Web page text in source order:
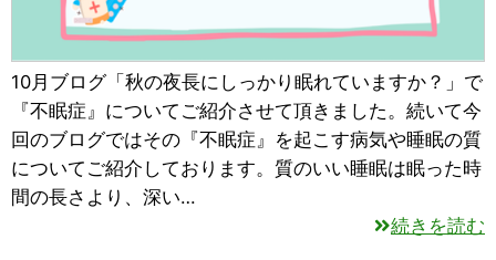
10月ブログ「秋の夜長にしっかり眠れていますか？」で
『不眠症』についてご紹介させて頂きました。続いて今
回のブログではその『不眠症』を起こす病気や睡眠の質
についてご紹介しております。質のいい睡眠は眠った時
間の長さより、深い…
続きを読む